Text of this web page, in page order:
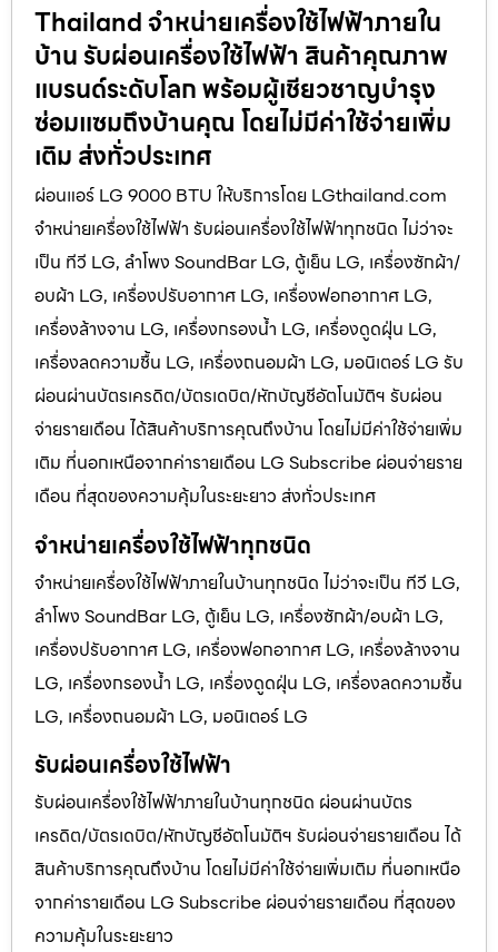
Thailand จำหน่ายเครื่องใช้ไฟฟ้าภายใน
บ้าน รับผ่อนเครื่องใช้ไฟฟ้า สินค้าคุณภาพ
แบรนด์ระดับโลก พร้อมผู้เชียวชาญบำรุง
ซ่อมแซมถึงบ้านคุณ โดยไม่มีค่าใช้จ่ายเพิ่ม
เติม ส่งทั่วประเทศ
ผ่อนแอร์ LG 9000 BTU ให้บริการโดย LGthailand.com
จำหน่ายเครื่องใช้ไฟฟ้า รับผ่อนเครื่องใช้ไฟฟ้าทุกชนิด ไม่ว่าจะ
เป็น ทีวี LG, ลำโพง SoundBar LG, ตู้เย็น LG, เครื่องซักผ้า/
อบผ้า LG, เครื่องปรับอากาศ LG, เครื่องฟอกอากาศ LG,
เครื่องล้างจาน LG, เครื่องกรองน้ำ LG, เครื่องดูดฝุ่น LG,
เครื่องลดความชื้น LG, เครื่องถนอมผ้า LG, มอนิเตอร์ LG รับ
ผ่อนผ่านบัตรเครดิต/บัตรเดบิต/หักบัญชีอัตโนมัติฯ รับผ่อน
จ่ายรายเดือน ได้สินค้าบริการคุณถึงบ้าน โดยไม่มีค่าใช้จ่ายเพิ่ม
เติม ที่นอกเหนือจากค่ารายเดือน LG Subscribe ผ่อนจ่ายราย
เดือน ที่สุดของความคุ้มในระยะยาว ส่งทั่วประเทศ
จำหน่ายเครื่องใช้ไฟฟ้าทุกชนิด
จำหน่ายเครื่องใช้ไฟฟ้าภายในบ้านทุกชนิด ไม่ว่าจะเป็น ทีวี LG,
ลำโพง SoundBar LG, ตู้เย็น LG, เครื่องซักผ้า/อบผ้า LG,
เครื่องปรับอากาศ LG, เครื่องฟอกอากาศ LG, เครื่องล้างจาน
LG, เครื่องกรองน้ำ LG, เครื่องดูดฝุ่น LG, เครื่องลดความชื้น
LG, เครื่องถนอมผ้า LG, มอนิเตอร์ LG
รับผ่อนเครื่องใช้ไฟฟ้า
รับผ่อนเครื่องใช้ไฟฟ้าภายในบ้านทุกชนิด ผ่อนผ่านบัตร
เครดิต/บัตรเดบิต/หักบัญชีอัตโนมัติฯ รับผ่อนจ่ายรายเดือน ได้
สินค้าบริการคุณถึงบ้าน โดยไม่มีค่าใช้จ่ายเพิ่มเติม ที่นอกเหนือ
จากค่ารายเดือน LG Subscribe ผ่อนจ่ายรายเดือน ที่สุดของ
ความคุ้มในระยะยาว